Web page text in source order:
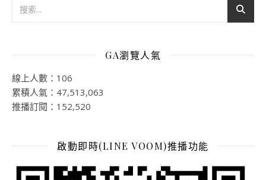
GA瀏覽人氣
線上人數：106
累積人氣：47,513,063
推播訂閱：152,520
啟動即時(LINE VOOM)推播功能